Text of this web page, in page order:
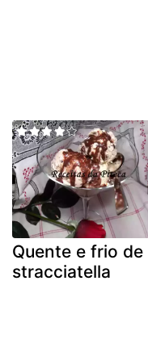
Quente e frio de
stracciatella